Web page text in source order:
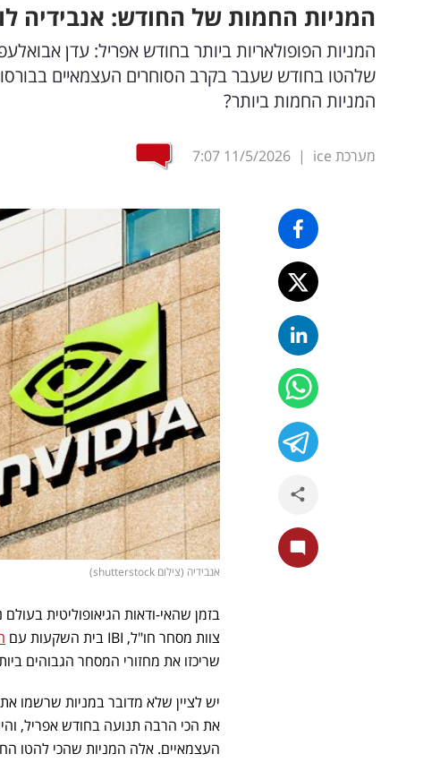
המניות החמות של החודש: אנבידיה
שלהטו בחודש שעבר בקרב הסוחרים העצמאיים
המניות החמות ביותר?
מערכת ice |
11/5/2026
7:07
אנבידיה (צילום shutterstock)
בזמן שהאי-ודאות הגיאופוליטית
צוות מסחר חו"ל, IBI בית השקעות עם
שריכזו את מחזורי המסחר הגבוהים
יש לציין שלא מדובר במניות שרשמו
את הכי הרבה תנועה בחודש אפריל,
העצמאיים. אלה המניות שהכי להטו